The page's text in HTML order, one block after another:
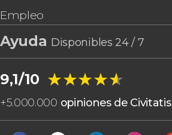
Empleo
Ayuda Disponibles 24 / 7
9,1/10 ★★★★★
★★★★★
+5.000.000 opiniones de Civitatis